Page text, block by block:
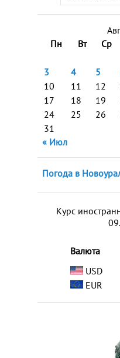
Пн
Вт Ср
3
4 5
10
11 12
17
18 19
24
25 26
31
« Июл
Погода в
Курс
Валюта
USD
EUR